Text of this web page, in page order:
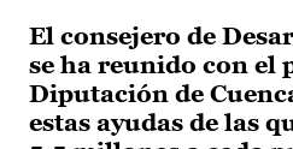
El consejero de
se ha reunido con el
Diputación de
estas ayudas de las